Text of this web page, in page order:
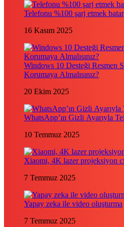
Telefonu %100 şarj etmek
16 Kasım 2025
Windows 10 Desteği Resmen
Korumaya Almalısınız?
20 Ekim 2025
WhatsApp’ın Gizli Ayarıyla
10 Temmuz 2025
Xiaomi, 4K lazer projeksiyon
7 Temmuz 2025
Yapay zeka ile video oluşturma
7 Temmuz 2025